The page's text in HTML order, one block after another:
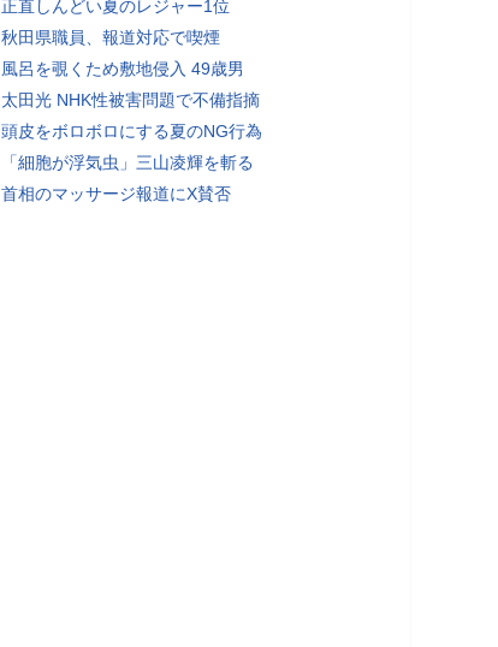
正直しんどい夏のレジャー1位
秋田県職員、報道対応で喫煙
風呂を覗くため敷地侵入 49歳男
太田光 NHK性被害問題で不備指摘
頭皮をボロボロにする夏のNG行為
「細胞が浮気虫」三山凌輝を斬る
首相のマッサージ報道にX賛否